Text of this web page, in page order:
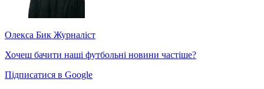
Олекса Бик Журналіст
Хочеш бачити наші футбольні новини частіше?
Підписатися в Google